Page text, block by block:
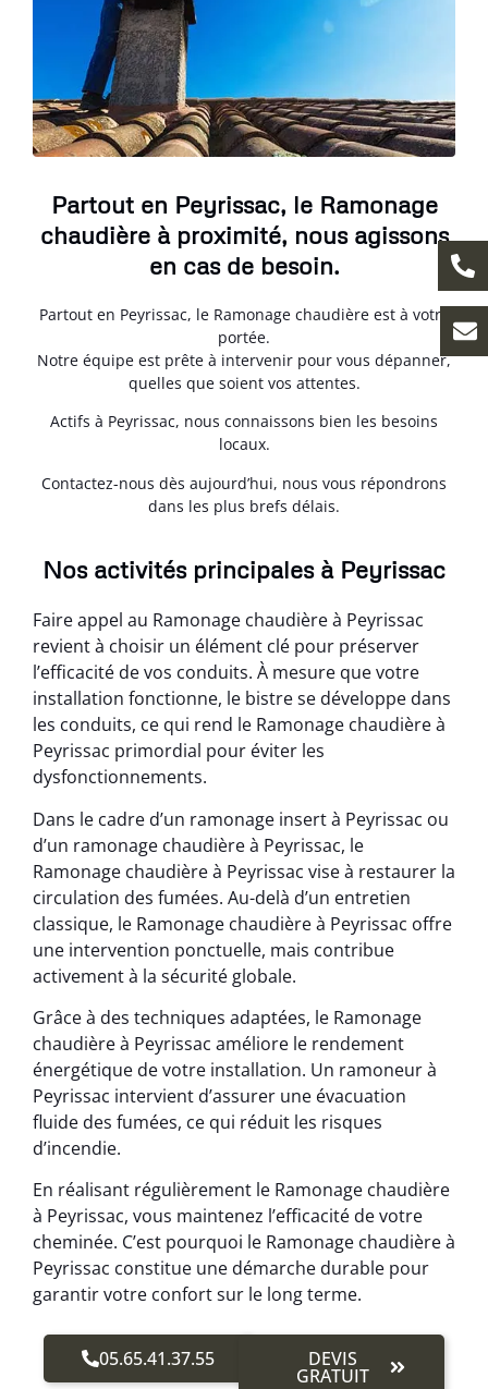
Partout en Peyrissac, le Ramonage
chaudière à proximité, nous agissons
en cas de besoin.
Partout en Peyrissac, le Ramonage chaudière est à votre
portée.
Notre équipe est prête à intervenir pour vous dépanner,
quelles que soient vos attentes.
Actifs à Peyrissac, nous connaissons bien les besoins
locaux.
Contactez-nous dès aujourd’hui, nous vous répondrons
dans les plus brefs délais.
Nos activités principales à Peyrissac
Faire appel au Ramonage chaudière à Peyrissac
revient à choisir un élément clé pour préserver
l’efficacité de vos conduits. À mesure que votre
installation fonctionne, le bistre se développe dans
les conduits, ce qui rend le Ramonage chaudière à
Peyrissac primordial pour éviter les
dysfonctionnements.
Dans le cadre d’un ramonage insert à Peyrissac ou
d’un ramonage chaudière à Peyrissac, le
Ramonage chaudière à Peyrissac vise à restaurer la
circulation des fumées. Au-delà d’un entretien
classique, le Ramonage chaudière à Peyrissac offre
une intervention ponctuelle, mais contribue
activement à la sécurité globale.
Grâce à des techniques adaptées, le Ramonage
chaudière à Peyrissac améliore le rendement
énergétique de votre installation. Un ramoneur à
Peyrissac intervient d’assurer une évacuation
fluide des fumées, ce qui réduit les risques
d’incendie.
En réalisant régulièrement le Ramonage chaudière
à Peyrissac, vous maintenez l’efficacité de votre
cheminée. C’est pourquoi le Ramonage chaudière à
Peyrissac constitue une démarche durable pour
garantir votre confort sur le long terme.
05.65.41.37.55 DEVIS
GRATUIT